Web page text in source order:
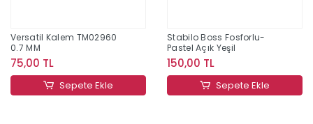
Versatil Kalem TM02960
0.7 MM
75,00 TL
Sepete Ekle
Stabilo Boss Fosforlu-
Pastel Açık Yeşil
150,00 TL
Sepete Ekle